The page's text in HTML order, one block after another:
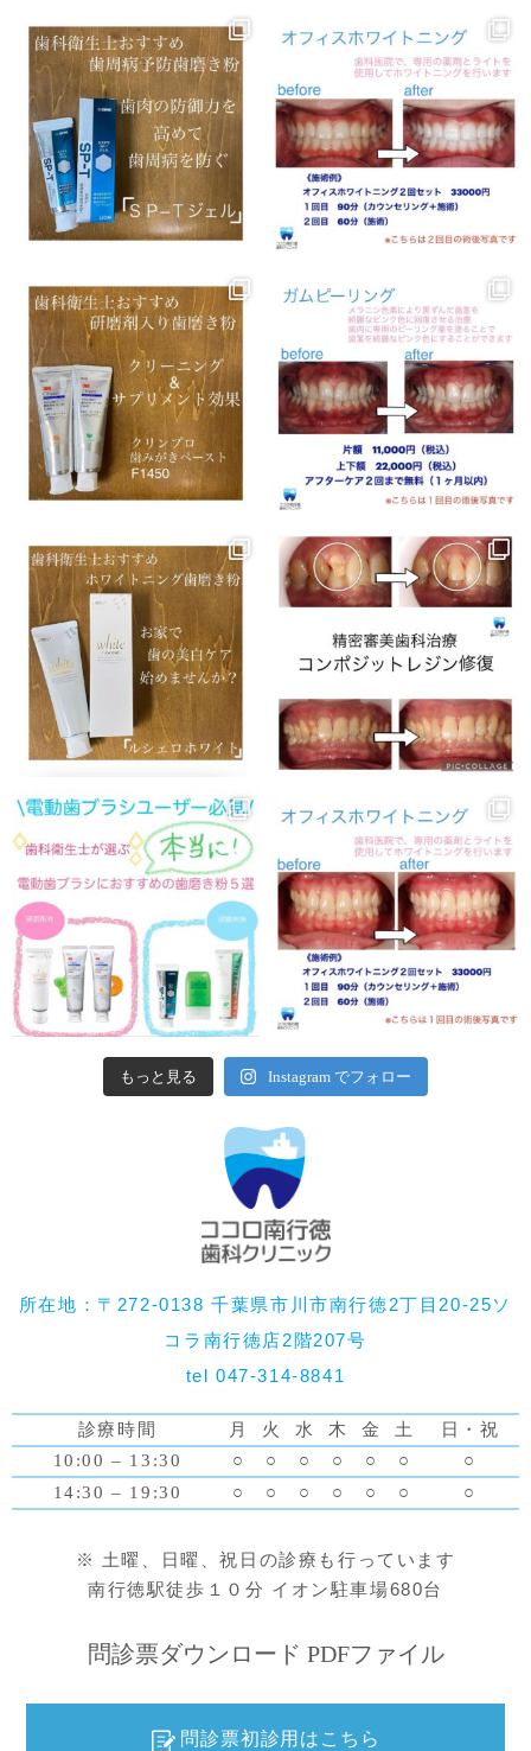
もっと見る Instagram でフォロー
所在地：〒272-0138 千葉県市川市南行徳2丁目20-25ソ
コラ南行徳店2階207号
tel 047-314-8841
診療時間 月 火 水 木 金 土
日・祝
10:00 – 13:30
○ ○ ○ ○ ○ ○
○
14:30 – 19:30
○ ○ ○ ○ ○ ○ ○
※ 土曜、日曜、祝日の診療も行っています
南行徳駅徒歩１０分 イオン駐車場680台
問診票ダウンロード PDFファイル
問診票初診用はこちら